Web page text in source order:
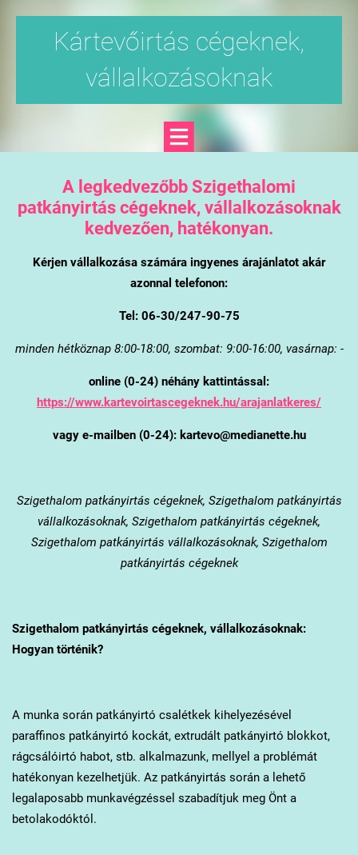
Kártevőirtás cégeknek,
vállalkozásoknak
A legkedvezőbb Szigethalomi
patkányirtás cégeknek, vállalkozásoknak
kedvezően, hatékonyan.
Kérjen vállalkozása számára ingyenes árajánlatot akár
azonnal telefonon:
Tel: 06-30/247-90-75
minden hétköznap 8:00-18:00, szombat: 9:00-16:00, vasárnap: -
online (0-24) néhány kattintással:
https://www.kartevoirtascegeknek.hu/arajanlatkeres/
vagy e-mailben (0-24): kartevo@medianette.hu
Szigethalom patkányirtás cégeknek, Szigethalom patkányirtás
vállalkozásoknak, Szigethalom patkányirtás cégeknek,
Szigethalom patkányirtás vállalkozásoknak, Szigethalom
patkányirtás cégeknek
Szigethalompatkányirtás cégeknek, vállalkozásoknak:
Hogyan történik?
A munka során patkányirtó csalétkek kihelyezésével
paraffinos patkányirtó kockát, extrudált patkányirtó blokkot,
rágcsálóirtó habot, stb. alkalmazunk, mellyel a problémát
hatékonyan kezelhetjük. Az patkányirtás során a lehető
legalaposabb munkavégzéssel szabadítjuk meg Önt a
betolakodóktól.